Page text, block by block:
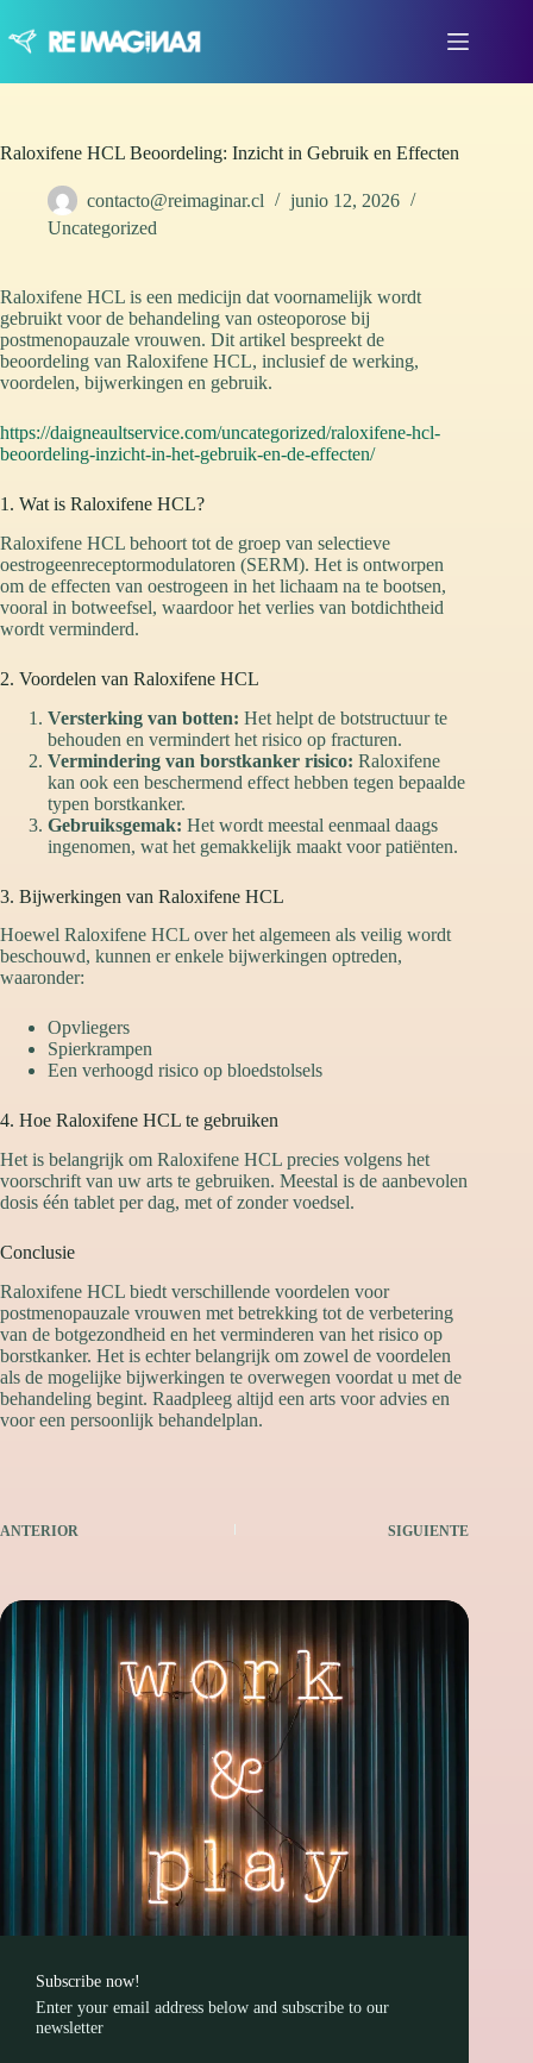
al
contenido
Raloxifene HCL Beoordeling: Inzicht in Gebruik en Effecten
contacto@reimaginar.cl
junio 12, 2026
Uncategorized
Raloxifene HCL is een medicijn dat voornamelijk wordt
gebruikt voor de behandeling van osteoporose bij
postmenopauzale vrouwen. Dit artikel bespreekt de
beoordeling van Raloxifene HCL, inclusief de werking,
voordelen, bijwerkingen en gebruik.
https://daigneaultservice.com/uncategorized/raloxifene-hcl-
beoordeling-inzicht-in-het-gebruik-en-de-effecten/
1. Wat is Raloxifene HCL?
Raloxifene HCL behoort tot de groep van selectieve
oestrogeenreceptormodulatoren (SERM). Het is ontworpen
om de effecten van oestrogeen in het lichaam na te bootsen,
vooral in botweefsel, waardoor het verlies van botdichtheid
wordt verminderd.
2. Voordelen van Raloxifene HCL
Versterking van botten: Het helpt de botstructuur te
behouden en vermindert het risico op fracturen.
Vermindering van borstkanker risico: Raloxifene
kan ook een beschermend effect hebben tegen bepaalde
typen borstkanker.
Gebruiksgemak: Het wordt meestal eenmaal daags
ingenomen, wat het gemakkelijk maakt voor patiënten.
3. Bijwerkingen van Raloxifene HCL
Hoewel Raloxifene HCL over het algemeen als veilig wordt
beschouwd, kunnen er enkele bijwerkingen optreden,
waaronder:
Opvliegers
Spierkrampen
Een verhoogd risico op bloedstolsels
4. Hoe Raloxifene HCL te gebruiken
Het is belangrijk om Raloxifene HCL precies volgens het
voorschrift van uw arts te gebruiken. Meestal is de aanbevolen
dosis één tablet per dag, met of zonder voedsel.
Conclusie
Raloxifene HCL biedt verschillende voordelen voor
postmenopauzale vrouwen met betrekking tot de verbetering
van de botgezondheid en het verminderen van het risico op
borstkanker. Het is echter belangrijk om zowel de voordelen
als de mogelijke bijwerkingen te overwegen voordat u met de
behandeling begint. Raadpleeg altijd een arts voor advies en
voor een persoonlijk behandelplan.
ANTERIOR SIGUIENTE
Subscribe now!
Enter your email address below and subscribe to our
newsletter